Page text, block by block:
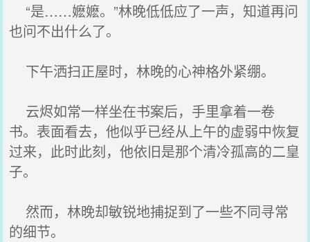
“是……嬷嬷。”林晚低低应了一声，知道再问
也问不出什么了。
下午洒扫正屋时，林晚的心神格外紧绷。
云烬如常一样坐在书案后，手里拿着一卷
书。表面看去，他似乎已经从上午的虚弱中恢复
过来，此时此刻，他依旧是那个清冷孤高的二皇
子。
然而，林晚却敏锐地捕捉到了一些不同寻常
的细节。